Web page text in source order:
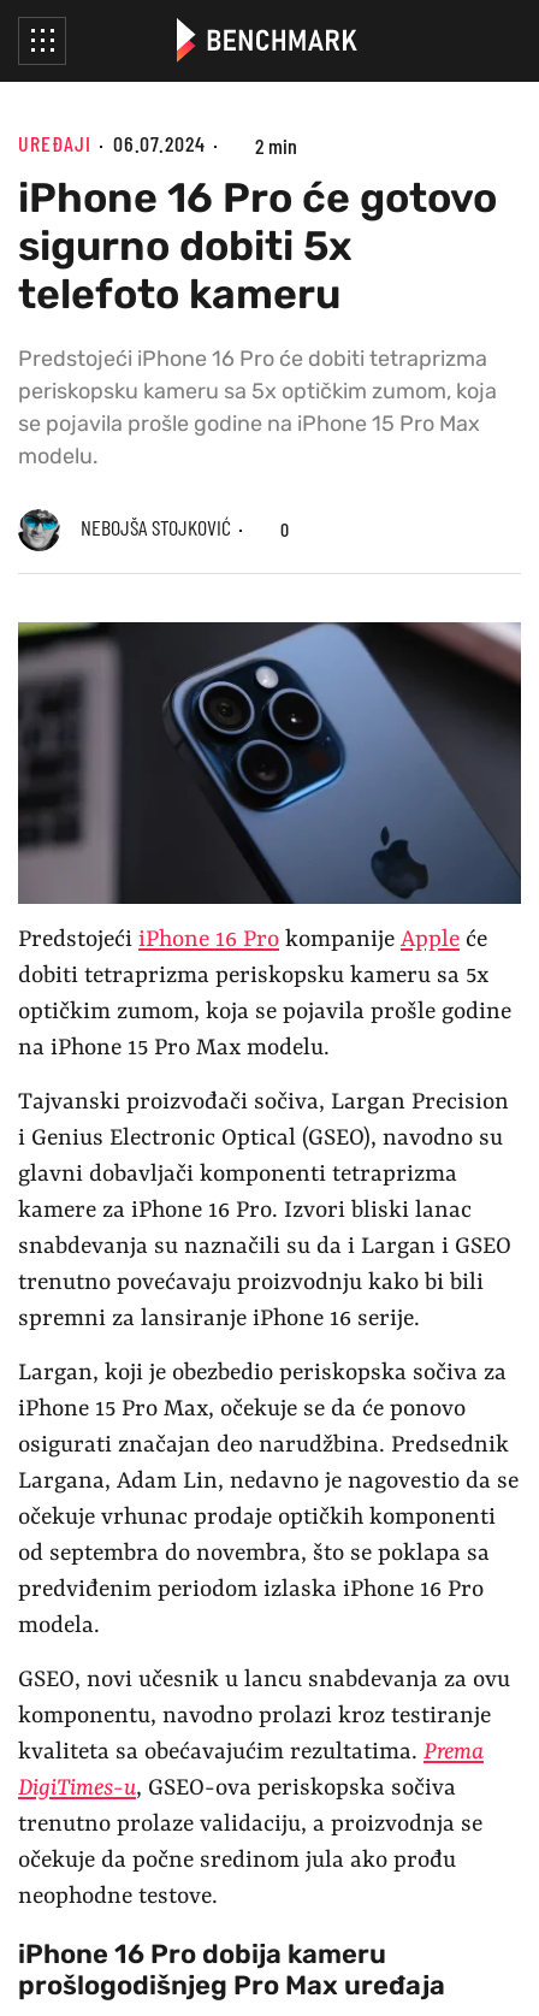
UREĐAJI 06.07.2024 2 min
iPhone 16 Pro će gotovo
sigurno dobiti 5x
telefoto kameru
Predstojeći iPhone 16 Pro će dobiti tetraprizma
periskopsku kameru sa 5x optičkim zumom, koja
se pojavila prošle godine na iPhone 15 Pro Max
modelu.
NEBOJŠA STOJKOVIĆ 0
Predstojeći iPhone 16 Pro kompanije Apple će
dobiti tetraprizma periskopsku kameru sa 5x
optičkim zumom, koja se pojavila prošle godine
na iPhone 15 Pro Max modelu.
Tajvanski proizvođači sočiva, Largan Precision
i Genius Electronic Optical (GSEO), navodno su
glavni dobavljači komponenti tetraprizma
kamere za iPhone 16 Pro. Izvori bliski lanac
snabdevanja su naznačili su da i Largan i GSEO
trenutno povećavaju proizvodnju kako bi bili
spremni za lansiranje iPhone 16 serije.
Largan, koji je obezbedio periskopska sočiva za
iPhone 15 Pro Max, očekuje se da će ponovo
osigurati značajan deo narudžbina. Predsednik
Largana, Adam Lin, nedavno je nagovestio da se
očekuje vrhunac prodaje optičkih komponenti
od septembra do novembra, što se poklapa sa
predviđenim periodom izlaska iPhone 16 Pro
modela.
GSEO, novi učesnik u lancu snabdevanja za ovu
komponentu, navodno prolazi kroz testiranje
kvaliteta sa obećavajućim rezultatima. Prema
DigiTimes-u, GSEO-ova periskopska sočiva
trenutno prolaze validaciju, a proizvodnja se
očekuje da počne sredinom jula ako prođu
neophodne testove.
iPhone 16 Pro dobija kameru
prošlogodišnjeg Pro Max uređaja